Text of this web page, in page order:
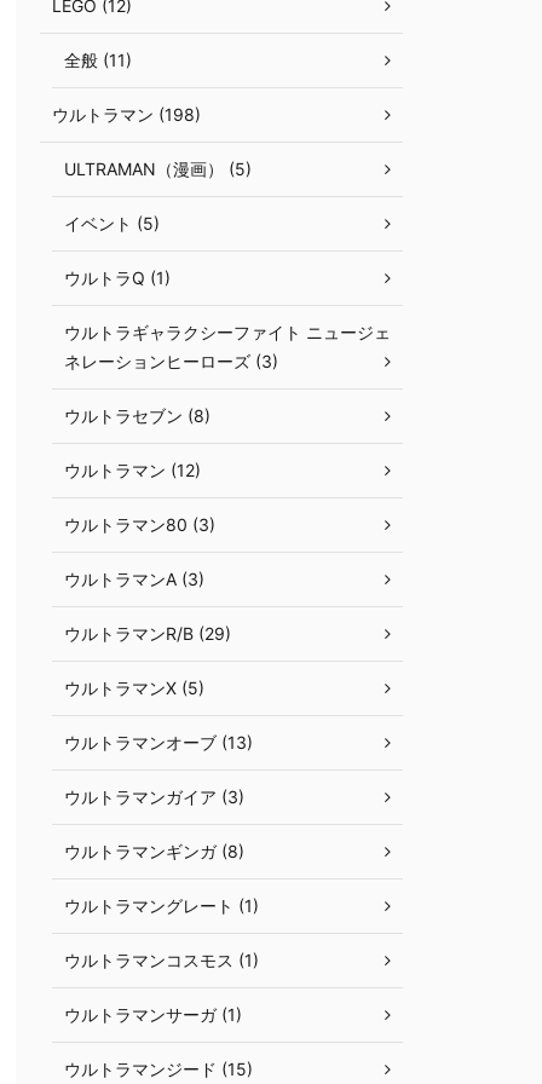
LEGO (12)
全般 (11)
ウルトラマン (198)
ULTRAMAN（漫画） (5)
イベント (5)
ウルトラQ (1)
ウルトラギャラクシーファイト ニュージェ
ネレーションヒーローズ (3)
ウルトラセブン (8)
ウルトラマン (12)
ウルトラマン80 (3)
ウルトラマンA (3)
ウルトラマンR/B (29)
ウルトラマンX (5)
ウルトラマンオーブ (13)
ウルトラマンガイア (3)
ウルトラマンギンガ (8)
ウルトラマングレート (1)
ウルトラマンコスモス (1)
ウルトラマンサーガ (1)
ウルトラマンジード (15)